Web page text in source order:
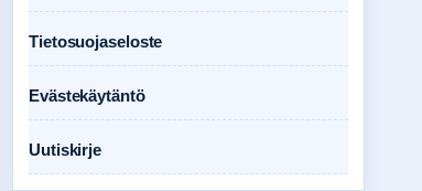
Tietosuojaseloste
Evästekäytäntö
Uutiskirje